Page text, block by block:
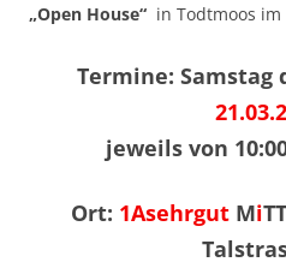
„Open House“ in Todtmoos
Termine: Samstag
jeweils von
Ort: 1AsehrgutMi